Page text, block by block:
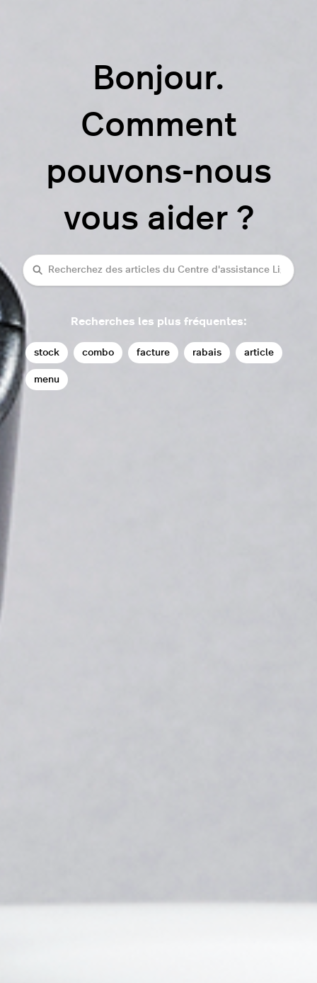
Bonjour.
Comment
pouvons-nous
vous aider ?
rechercher
Recherches les plus fréquentes:
stock combo facture rabais article
menu